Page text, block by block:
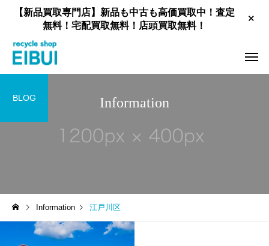
【新品買取専門店】新品も中古も高価買取中！査定
無料！宅配買取無料！店頭買取無料！
Information
BLOG
Information 江戸川区